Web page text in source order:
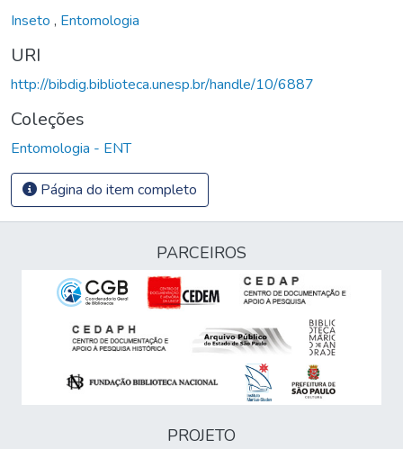
Inseto , Entomologia
URI
http://bibdig.biblioteca.unesp.br/handle/10/6887
Coleções
Entomologia - ENT
Página do item completo
PARCEIROS
PROJETO